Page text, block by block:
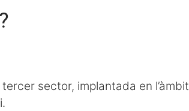
sector, implantada en l’àmbit